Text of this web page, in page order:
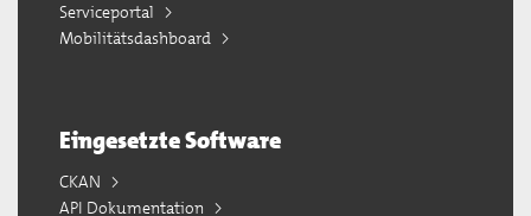
Serviceportal
Mobilitätsdashboard
Eingesetzte Software
CKAN
API Dokumentation